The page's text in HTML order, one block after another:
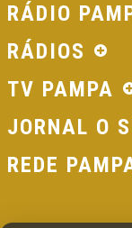
RÁDIO
RÁDIOS
TV PAMPA
JORNAL O
REDE